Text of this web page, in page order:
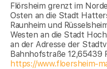
Flörsheim grenzt im
Osten an die Stadt
Raunheim und
Westen an die Stadt
an der Adresse der
Bahnhofstraße 12,65439
https://www.floersheim-